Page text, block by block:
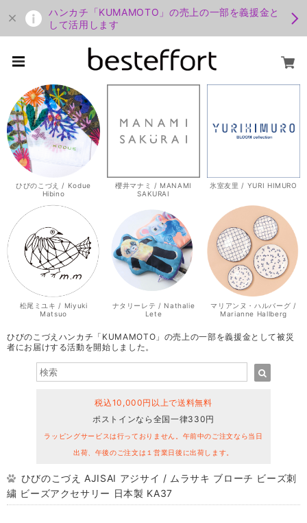
ハンカチ「KUMAMOTO」の売上の一部を義援金と
して活用します
ひびのこづえ / Kodue
Hibino
櫻井マナミ / MANAMI
SAKURAI
氷室友里 / YURI HIMURO
松尾ミユキ / Miyuki
Matsuo
ナタリーレテ / Nathalie
Lete
マリアンヌ・ハルバーグ /
Marianne Hallberg
ひびのこづえハンカチ「KUMAMOTO」の売上の一部を義援金として被災
者にお届けする活動を開始しました。
税込10,000円以上で送料無料
ポストインなら全国一律330円
ラッピングサービスは行っておりません。午前中のご注文なら当日
出荷、午後のご注文は１営業日後に出荷します。
ひびのこづえ AJISAI アジサイ / ムラサキ ブローチ ビーズ刺
繍 ビーズアクセサリー 日本製 KA37